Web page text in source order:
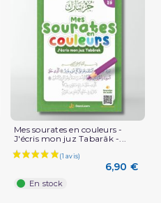
Mes sourates en couleurs -
J'écris mon juz Tabarâk -...
6,90 €
En stock